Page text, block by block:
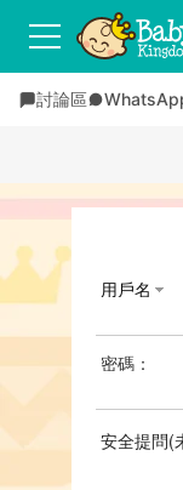
討論區
用戶名
密碼：
安全提問(